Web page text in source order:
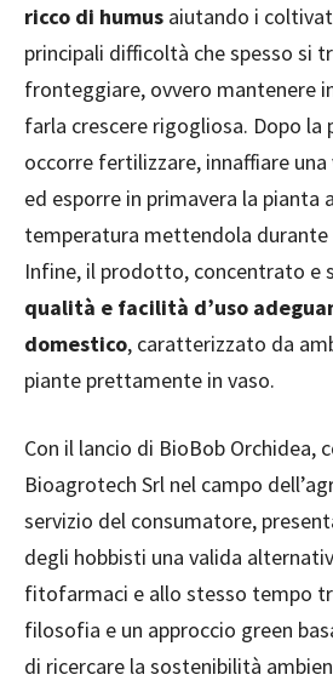
ricco di humus aiutando i
principali difficoltà che spesso si
fronteggiare, ovvero mantenere
farla crescere rigogliosa. Dopo
occorre fertilizzare, innaffiare
ed esporre in primavera la pianta
temperatura mettendola durante
Infine, il prodotto, concentrato e
qualità e facilità d’uso
domestico, caratterizzato da
piante prettamente in vaso.
Con il lancio di BioBob Orchidea,
Bioagrotech Srl nel campo
servizio del consumatore,
degli hobbisti una valida
fitofarmaci e allo stesso tempo
filosofia e un approccio green
di ricercare la sostenibilità